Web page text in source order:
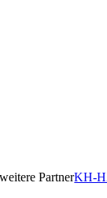
weitere PartnerKH-